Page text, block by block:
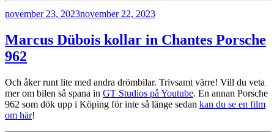
Publicerat
november 23, 2023november 22, 2023
Marcus Dübois kollar in Chantes Porsche
962
Och åker runt lite med andra drömbilar. Trivsamt värre! Vill du veta
mer om bilen så spana in GT Studios på Youtube. En annan Porsche
962 som dök upp i Köping för inte så länge sedan kan du se en film
om här!